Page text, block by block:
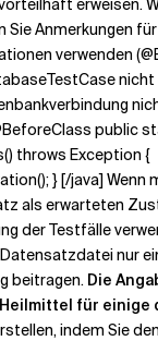
erweisen.
Sie Anmerkungen
verwenden
public
throws Exception {
} [/java] Wenn
als erwarteten
der Testfälle
nur
beitragen. Die
für einige
indem Sie